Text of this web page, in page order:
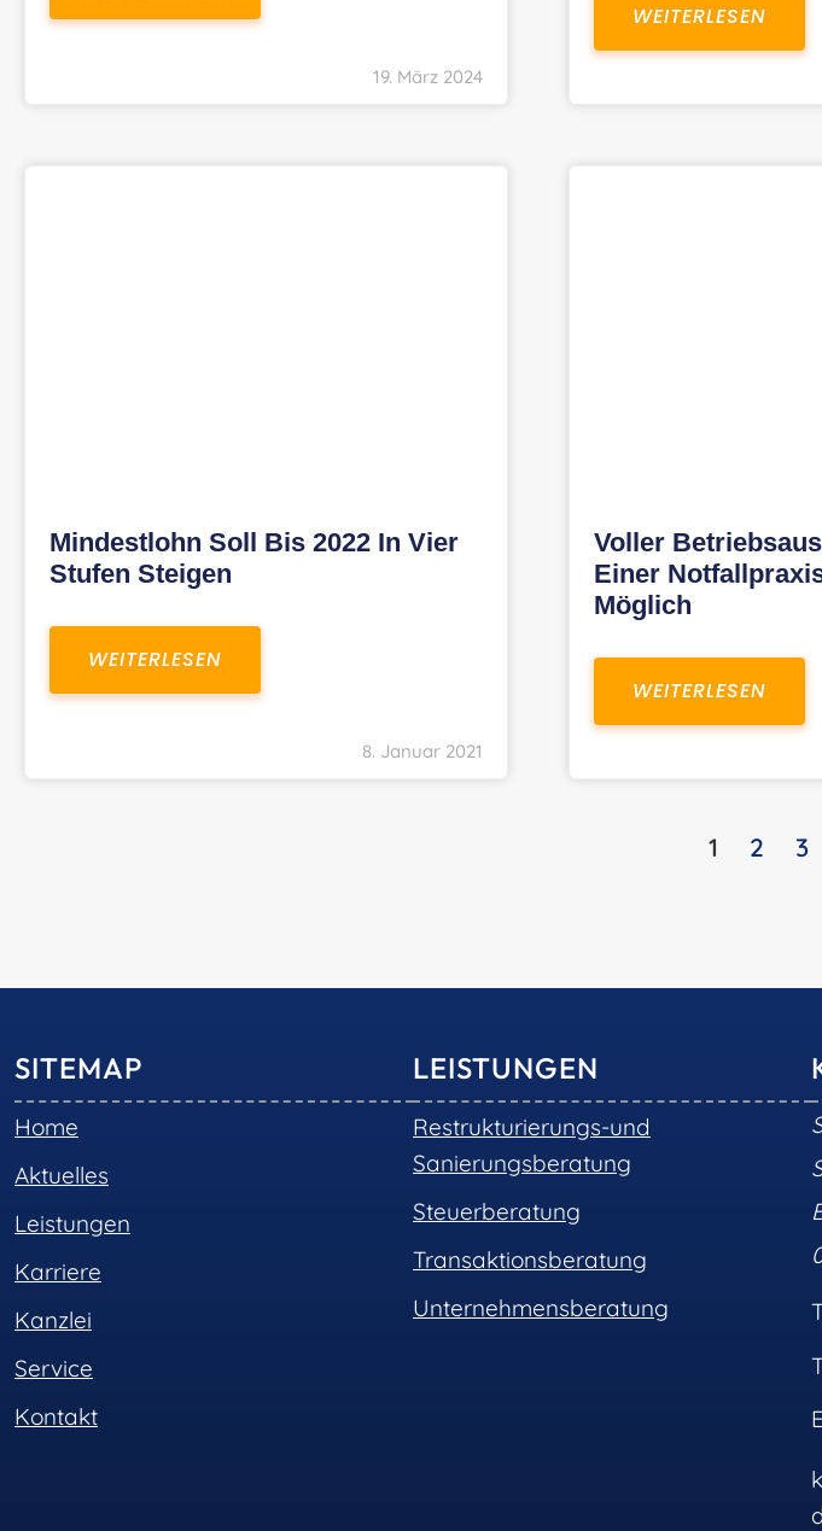
19. März 2024
WEITERLESEN
Mindestlohn Soll Bis 2022 In Vier
Stufen Steigen
WEITERLESEN
8. Januar 2021
Voller
Einer
Möglich
WEITERLESEN
1 2 3
SITEMAP
Home
Aktuelles
Leistungen
Karriere
Kanzlei
Service
Kontakt
LEISTUNGEN
Restrukturierungs-und
Sanierungsberatung
Steuerberatung
Transaktionsberatung
Unternehmensberatung